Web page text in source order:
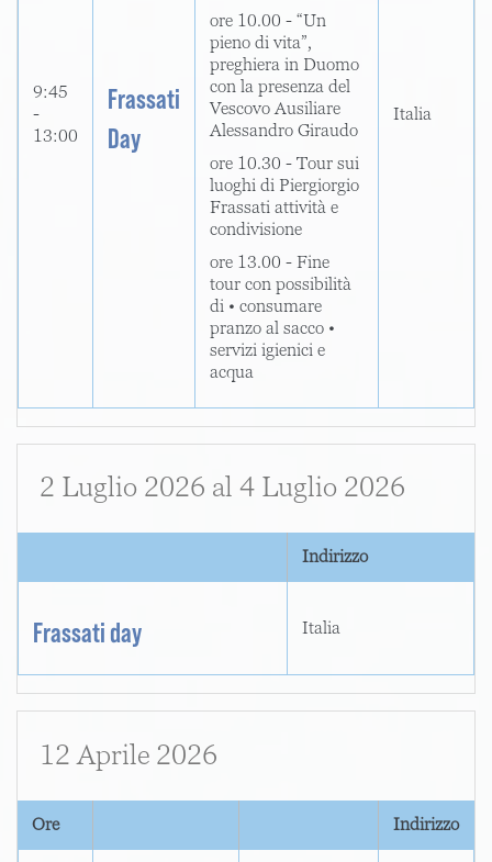
9:45
-
13:00
Frassati
Day
ore 10.00 - “Un
pieno di vita”,
preghiera in Duomo
con la presenza del
Vescovo Ausiliare
Alessandro Giraudo
ore 10.30 - Tour sui
luoghi di Piergiorgio
Frassati attività e
condivisione
ore 13.00 - Fine
tour con possibilità
di • consumare
pranzo al sacco •
servizi igienici e
acqua
Italia
2 Luglio 2026 al4 Luglio 2026
Indirizzo
Frassati day Italia
12 Aprile 2026
Ore Indirizzo